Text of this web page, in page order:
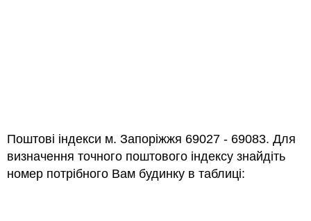
Поштові індекси м. Запоріжжя 69027 - 69083. Для
визначення точного поштового індексу знайдіть
номер потрібного Вам будинку в таблиці: